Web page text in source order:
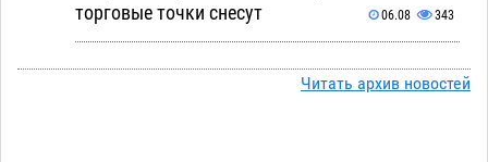
торговые точки снесут
06.08 343
на новой серебряной монете Банка России
Читать архив новостей